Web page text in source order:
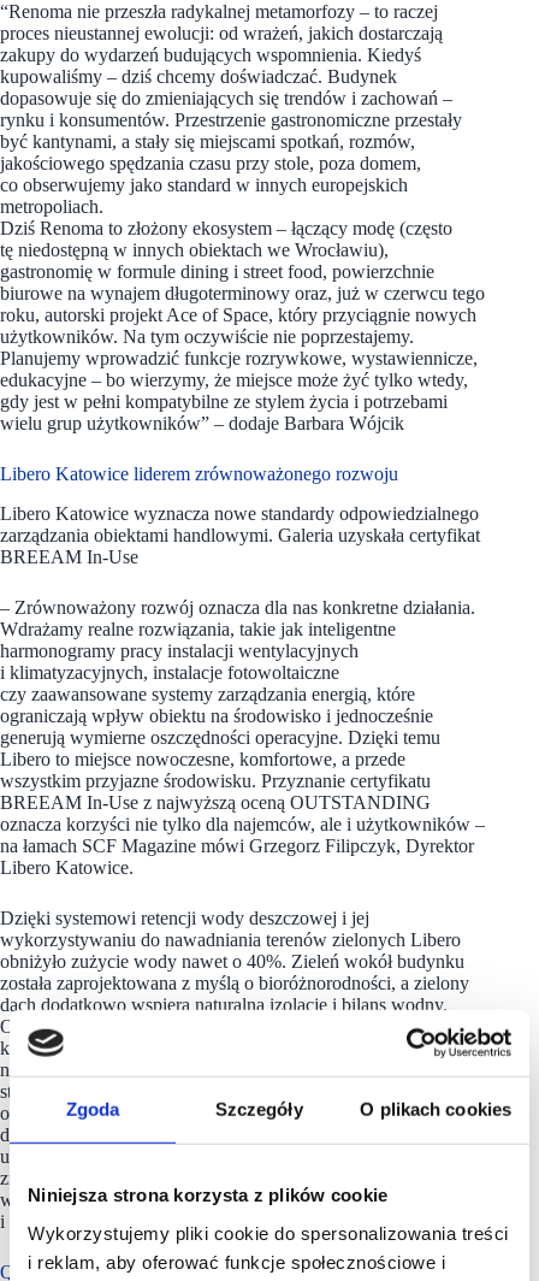
Zgoda Szczegóły O plikach cookies
Niniejsza strona korzysta z plików cookie
Wykorzystujemy pliki cookie do spersonalizowania treści
i reklam, aby oferować funkcje społecznościowe i
“Renoma nie przeszła radykalnej metamorfozy – to raczej
proces nieustannej ewolucji: od wrażeń, jakich dostarczają
zakupy do wydarzeń budujących wspomnienia. Kiedyś
kupowaliśmy – dziś chcemy doświadczać. Budynek
dopasowuje się do zmieniających się trendów i zachowań –
rynku i konsumentów. Przestrzenie gastronomiczne przestały
być kantynami, a stały się miejscami spotkań, rozmów,
jakościowego spędzania czasu przy stole, poza domem,
co obserwujemy jako standard w innych europejskich
metropoliach.
Dziś Renoma to złożony ekosystem – łączący modę (często
tę niedostępną w innych obiektach we Wrocławiu),
gastronomię w formule dining i street food, powierzchnie
biurowe na wynajem długoterminowy oraz, już w czerwcu tego
roku, autorski projekt Ace of Space, który przyciągnie nowych
użytkowników. Na tym oczywiście nie poprzestajemy.
Planujemy wprowadzić funkcje rozrywkowe, wystawiennicze,
edukacyjne – bo wierzymy, że miejsce może żyć tylko wtedy,
gdy jest w pełni kompatybilne ze stylem życia i potrzebami
wielu grup użytkowników” – dodaje Barbara Wójcik
Libero Katowice liderem zrównoważonego rozwoju
Libero Katowice wyznacza nowe standardy odpowiedzialnego
zarządzania obiektami handlowymi. Galeria uzyskała certyfikat
BREEAM In-Use
– Zrównoważony rozwój oznacza dla nas konkretne działania.
Wdrażamy realne rozwiązania, takie jak inteligentne
harmonogramy pracy instalacji wentylacyjnych
i klimatyzacyjnych, instalacje fotowoltaiczne
czy zaawansowane systemy zarządzania energią, które
ograniczają wpływ obiektu na środowisko i jednocześnie
generują wymierne oszczędności operacyjne. Dzięki temu
Libero to miejsce nowoczesne, komfortowe, a przede
wszystkim przyjazne środowisku. Przyznanie certyfikatu
BREEAM In-Use z najwyższą oceną OUTSTANDING
oznacza korzyści nie tylko dla najemców, ale i użytkowników –
na łamach SCF Magazine mówi Grzegorz Filipczyk, Dyrektor
Libero Katowice.
Dzięki systemowi retencji wody deszczowej i jej
wykorzystywaniu do nawadniania terenów zielonych Libero
obniżyło zużycie wody nawet o 40%. Zieleń wokół budynku
została zaprojektowana z myślą o bioróżnorodności, a zielony
dach dodatkowo wspiera naturalną izolację i bilans wodny.
Obiekt zainstalował również budki lęgowe dla jerzyków,
których obecność w miejskim ekosystemie to dowód
na przyjazne środowisku otoczenie. Integralnym elementem
strategii ESG Libero jest również skuteczna gospodarka
odpadami. Wszystkie kosze na pasażach są dostosowane
do selektywnej zbiórki, a najemcy również aktywnie
uczestniczą w tym procesie. Prasokontenery na odpady
zmieszane i makulaturę są obsługiwane wyłącznie
w określonych godzinach, co pozwala na większą kontrolę
i efektywność.
Quantum/VANSTAR buduje portfel nieruchomości